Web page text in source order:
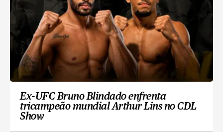
Ex-UFC Bruno Blindado enfrenta
tricampeão mundial Arthur Lins no CDL
Show